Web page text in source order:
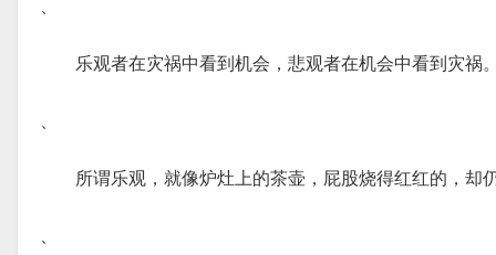
乐观者在灾祸中看到机会，悲观者在机会中看到灾祸。
、
所谓乐观，就像炉灶上的茶壶，屁股烧得红红的，却
、